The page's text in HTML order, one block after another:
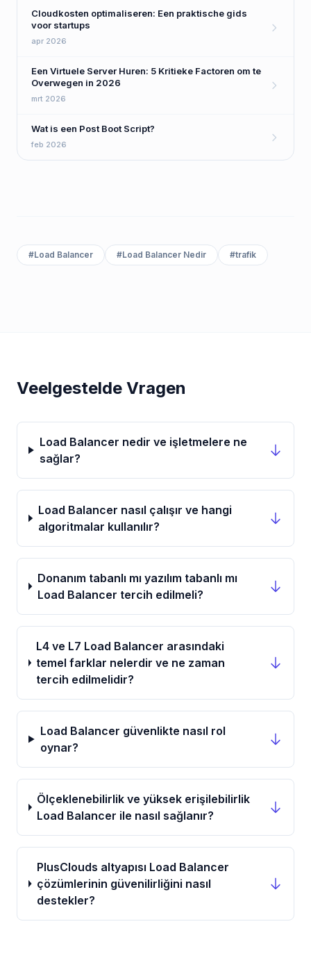
Cloudkosten optimaliseren: Een praktische gids
voor startups
apr 2026
Een Virtuele Server Huren: 5 Kritieke Factoren om te
Overwegen in 2026
mrt 2026
Wat is een Post Boot Script?
feb 2026
#Load Balancer #Load Balancer Nedir #trafik
Veelgestelde Vragen
Load Balancer nedir ve işletmelere ne
sağlar?
Load Balancer nasıl çalışır ve hangi
algoritmalar kullanılır?
Donanım tabanlı mı yazılım tabanlı mı
Load Balancer tercih edilmeli?
L4 ve L7 Load Balancer arasındaki
temel farklar nelerdir ve ne zaman
tercih edilmelidir?
Load Balancer güvenlikte nasıl rol
oynar?
Ölçeklenebilirlik ve yüksek erişilebilirlik
Load Balancer ile nasıl sağlanır?
PlusClouds altyapısı Load Balancer
çözümlerinin güvenilirliğini nasıl
destekler?